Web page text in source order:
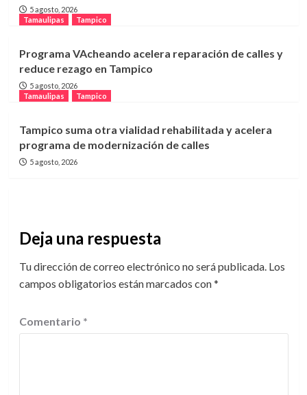
5 agosto, 2026
Tamaulipas
Tampico
Programa VAcheando acelera reparación de calles y
reduce rezago en Tampico
5 agosto, 2026
Tamaulipas
Tampico
Tampico suma otra vialidad rehabilitada y acelera
programa de modernización de calles
5 agosto, 2026
Deja una respuesta
Tu dirección de correo electrónico no será publicada. Los
campos obligatorios están marcados con*
Comentario *